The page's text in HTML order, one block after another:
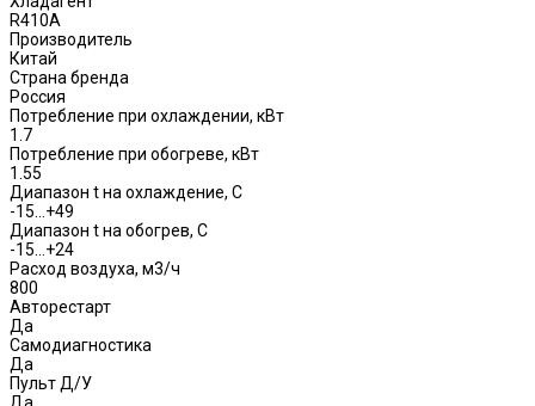
R410A
Производитель
Китай
Страна бренда
Россия
Потребление при охлаждении, кВт
1.7
Потребление при обогреве, кВт
1.55
Диапазон t на охлаждение, С
-15…+49
Диапазон t на обогрев, С
-15…+24
Расход воздуха, м3/ч
800
Авторестарт
Да
Самодиагностика
Да
Пульт Д/У
Да